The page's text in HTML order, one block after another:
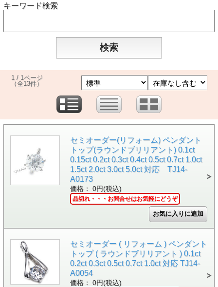
キーワード検索
1 / 1ページ
（全13件）
セミオーダー(リフォーム) ペンダント
トップ(ラウンドブリリアント) 0.1ct
0.15ct 0.2ct 0.3ct 0.4ct 0.5ct 0.7ct 1.0ct
1.5ct 2.0ct 3.0ct 5.0ct 対応 TJ14-
A0173
価格： 0円(税込)
品切れ・・・お問合せはお気軽にどうぞ
セミオーダー ( リフォーム ) ペンダント
トップ ( ラウンドブリリアント ) 0.1ct
0.2ct 0.3ct 0.5ct 0.7ct 1.0ct 対応 TJ14-
A0054
価格： 0円(税込)